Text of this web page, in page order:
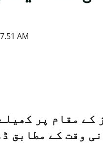
کے مقام پر
وقت کے مطابق